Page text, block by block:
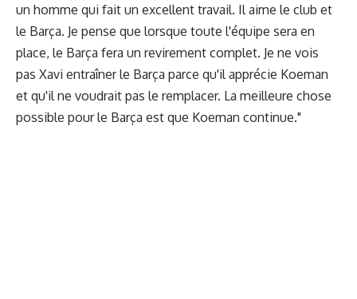
un homme qui fait un excellent travail. Il aime le club et
le Barça. Je pense que lorsque toute l'équipe sera en
place, le Barça fera un revirement complet. Je ne vois
pas Xavi entraîner le Barça parce qu'il apprécie Koeman
et qu'il ne voudrait pas le remplacer. La meilleure chose
possible pour le Barça est que Koeman continue."